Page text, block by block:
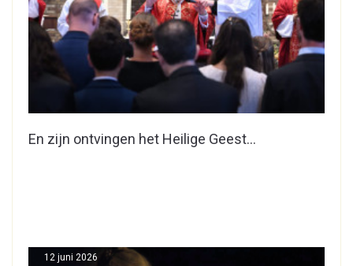
En zijn ontvingen het Heilige Geest…
12 juni 2026